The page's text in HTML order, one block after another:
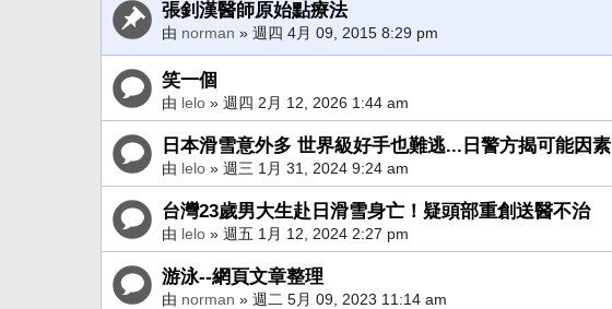
張釗漢醫師原始點療法
由 norman » 週四 4月 09, 2015 8:29 pm
笑一個
由 lelo » 週四 2月 12, 2026 1:44 am
日本滑雪意外多 世界級好手也難逃...日警方揭可能因素
由 lelo » 週三 1月 31, 2024 9:24 am
台灣23歲男大生赴日滑雪身亡！疑頭部重創送醫不治
由 lelo » 週五 1月 12, 2024 2:27 pm
游泳--網頁文章整理
由 norman » 週二 5月 09, 2023 11:14 am